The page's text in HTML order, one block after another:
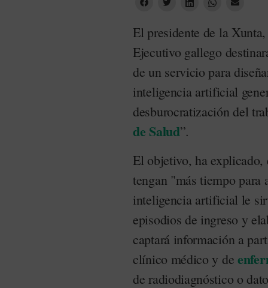
El presidente de la
Ejecutivo gallego
de un servicio para
inteligencia artificial
desburocratización del
de Salud”.
El objetivo, ha explicado,
tengan "más tiempo para
inteligencia artificial le
episodios de ingreso y
captará información a
clínico médico y de
de radiodiagnóstico o